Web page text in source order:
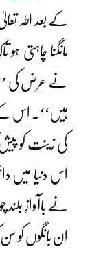
کے بعد اللہ
مانگنا چاہتی
نے عرض کی
ہیں‘‘۔ اس کے
کی زینت کو پیش
اس دنیا میں
نے باآوازِ
ان بانگوں کو